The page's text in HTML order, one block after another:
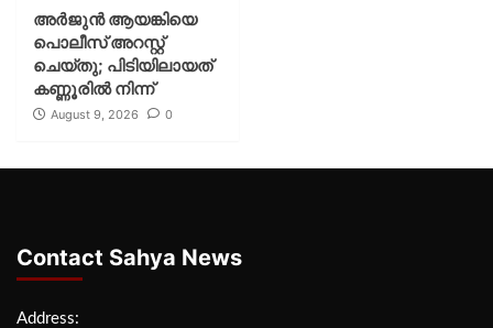
അർജുൻ ആയങ്കിയെ
പൊലീസ് അറസ്റ്റ്
ചെയ്‌തു; പിടിയിലായത്
കണ്ണൂരിൽ നിന്ന്
August 9, 2026 0
Contact Sahya News
Address: